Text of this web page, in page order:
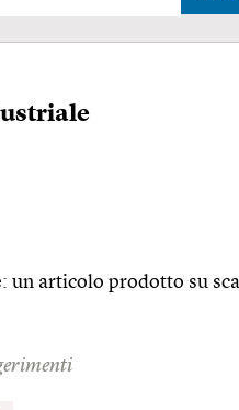
un articolo prodotto su